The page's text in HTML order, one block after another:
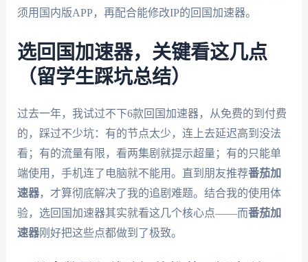
须用国内版APP，再配合能修改IP的回国加速器。
选回国加速器，关键看这几点
（留学生踩坑总结）
过去一年，我试过不下6款回国加速器，从免费的到付费
的，踩过不少坑：有的节点太少，连上去延迟高到没法
看；有的流量有限，看两集剧就提示超量；有的只能单
端使用，手机连了电脑就不能用。直到朋友推荐番茄加
速器，才算彻底解决了我的追剧难题。结合我的使用体
验，选回国加速器其实就看这几个核心点——而番茄加
速器刚好把这些点都做到了极致。